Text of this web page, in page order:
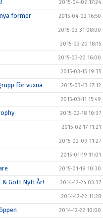
2015-04-02 17:24
former 2015-04-02 16:50
2015-03-31 08:00
2015-03-20 18:15
2015-03-20 16:00
2015-03-15 19:35
för vuxna 2015-03-13 17:12
2015-03-11 15:49
2015-02-18 10:37
2015-02-17 11:21
2015-02-09 11:27
2015-01-19 11:01
2015-01-19 10:30
Gott Nytt År! 2014-12-24 03:37
2014-12-22 11:28
2014-12-22 10:00